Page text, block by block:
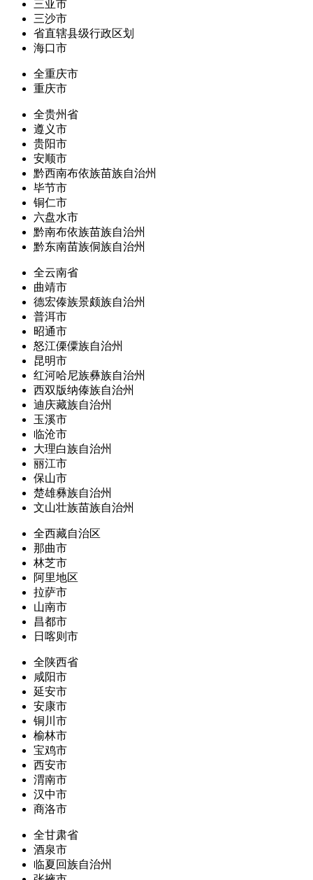
三亚市
三沙市
省直辖县级行政区划
海口市
全重庆市
重庆市
全贵州省
遵义市
贵阳市
安顺市
黔西南布依族苗族自治州
毕节市
铜仁市
六盘水市
黔南布依族苗族自治州
黔东南苗族侗族自治州
全云南省
曲靖市
德宏傣族景颇族自治州
普洱市
昭通市
怒江傈僳族自治州
昆明市
红河哈尼族彝族自治州
西双版纳傣族自治州
迪庆藏族自治州
玉溪市
临沧市
大理白族自治州
丽江市
保山市
楚雄彝族自治州
文山壮族苗族自治州
全西藏自治区
那曲市
林芝市
阿里地区
拉萨市
山南市
昌都市
日喀则市
全陕西省
咸阳市
延安市
安康市
铜川市
榆林市
宝鸡市
西安市
渭南市
汉中市
商洛市
全甘肃省
酒泉市
临夏回族自治州